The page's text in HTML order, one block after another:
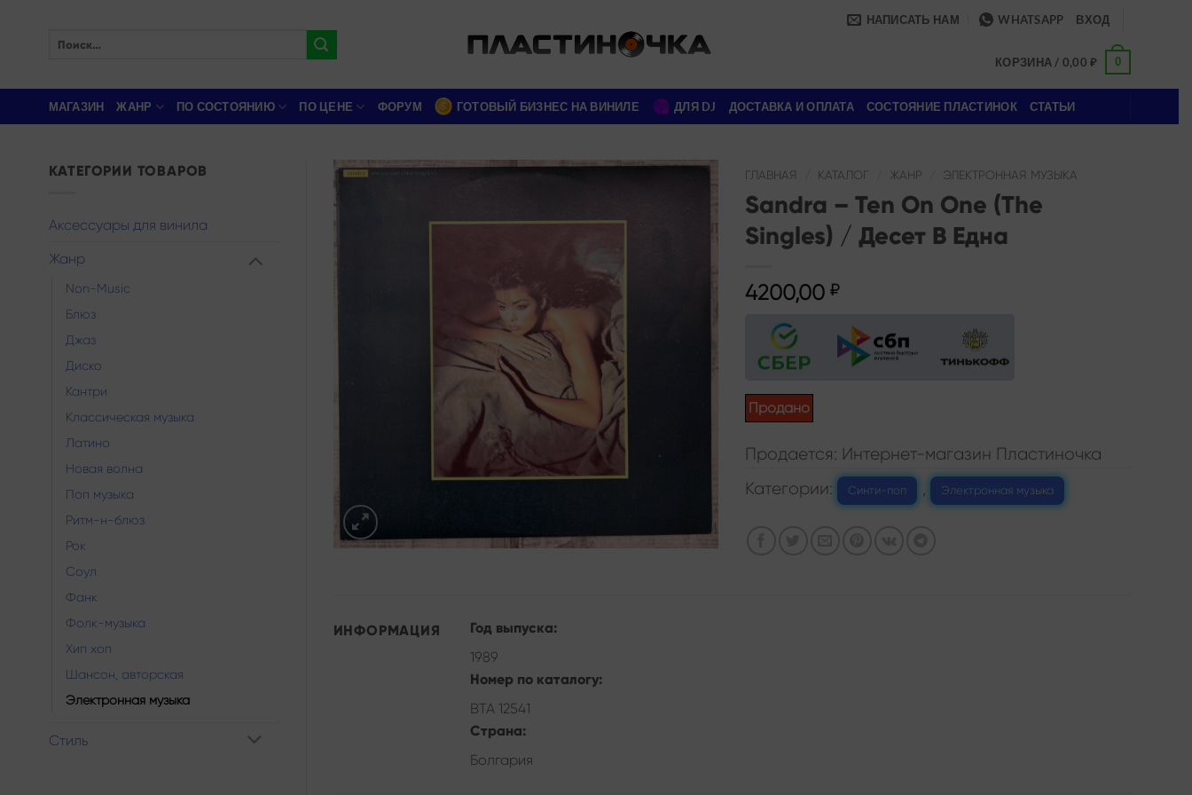
НАПИСАТЬ НАМ WHATSAPP ВХОД
КОРЗИНА / 0,00₽ 0
МАГАЗИН ЖАНР ПО СОСТОЯНИЮ ПО ЦЕНЕ ФОРУМ ГОТОВЫЙ БИЗНЕС НА ВИНИЛЕ ДЛЯ DJ ДОСТАВКА И ОПЛАТА СОСТОЯНИЕ ПЛАСТИНОК СТАТЬИ
КАТЕГОРИИ ТОВАРОВ
Аксессуары для винила
Жанр
Non-Music
Блюз
Джаз
Диско
Кантри
Классическая музыка
Латино
Новая волна
Поп музыка
Ритм-н-блюз
Рок
Соул
Фанк
Фолк-музыка
Хип хоп
Шансон, авторская
Электронная музыка
Стиль
ГЛАВНАЯ КАТАЛОГ ЖАНР ЭЛЕКТРОННАЯ МУЗЫКА
Sandra – Ten On One (The
Singles) / Десет В Една
4200,00 ₽
Продано
Продается: Интернет-магазин Пластиночка
Категории:
Синти-поп , Электронная музыка
ИНФОРМАЦИЯ
Год выпуска:
1989
Номер по каталогу:
ВТА 12541
Страна:
Болгария